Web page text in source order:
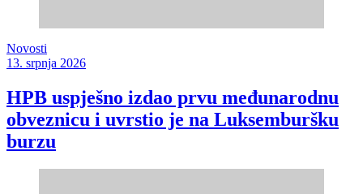
Novosti
13. srpnja 2026
HPB uspješno izdao prvu međunarodnu
obveznicu i uvrstio je na Luksemburšku
burzu